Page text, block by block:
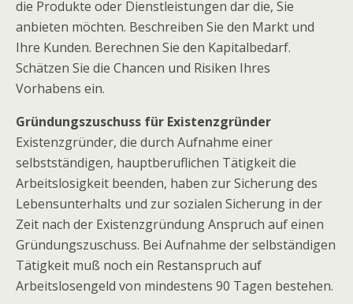
die Produkte oder Dienstleistungen dar die, Sie
anbieten möchten. Beschreiben Sie den Markt und
Ihre Kunden. Berechnen Sie den Kapitalbedarf.
Schätzen Sie die Chancen und Risiken Ihres
Vorhabens ein.
Gründungszuschuss für Existenzgründer
Existenzgründer, die durch Aufnahme einer
selbstständigen, hauptberuflichen Tätigkeit die
Arbeitslosigkeit beenden, haben zur Sicherung des
Lebensunterhalts und zur sozialen Sicherung in der
Zeit nach der Existenzgründung Anspruch auf einen
Gründungszuschuss. Bei Aufnahme der selbständigen
Tätigkeit muß noch ein Restanspruch auf
Arbeitslosengeld von mindestens 90 Tagen bestehen.